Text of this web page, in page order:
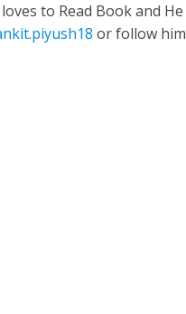
to Read Book and He
or follow him